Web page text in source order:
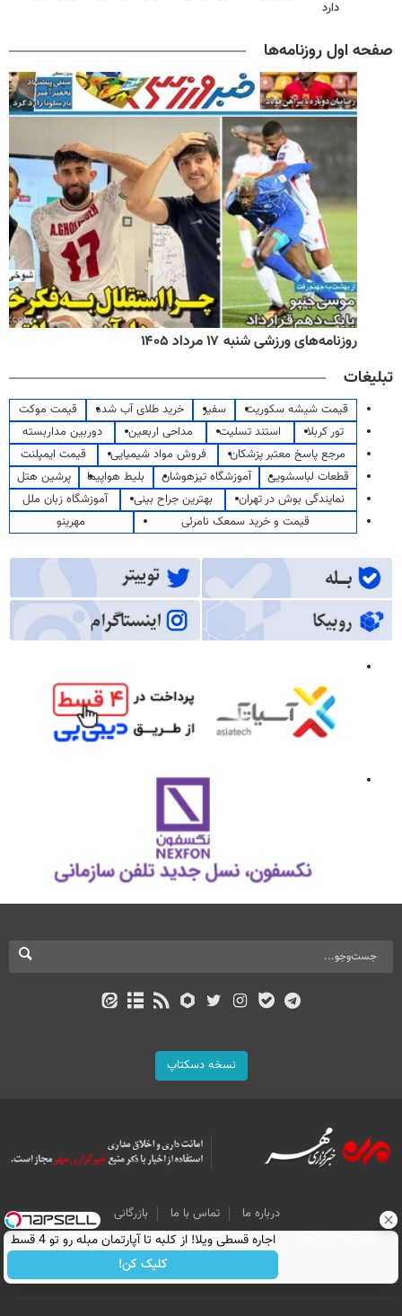
دارد
صفحه اول روزنامه‌ها
روزنامه‌های ورزشی شنبه ۱۷ مرداد ۱۴۰۵
تبلیغات
قیمت شیشه سکوریت سفیر خرید طلای آب شده
قیمت موکت
تور کربلا
استند تسلیت مداحی اربعین
دوربین مداربسته
مرجع پاسخ معتبر پزشکان
فروش مواد شیمیایی
قیمت ایمپلنت
قطعات لباسشویی
آموزشگاه تیزهوشان بلیط هواپیما
پرشین هتل
نمایندگی بوش در تهران
بهترین جراح بینی
آموزشگاه زبان ملل
قیمت و خرید سمعک نامرئی
مهرینو
نسخه دسکتاپ
درباره ما تماس با ما
بازرگانی
All Content by Mehr News Agency is licensed under a Creative Commons
Attribution 4.0 International License.
اجاره‌ قسطی ویلا! از کلبه تا آپارتمان مبله رو تو 4 قسط
اجاره کن.
کلیک کن!